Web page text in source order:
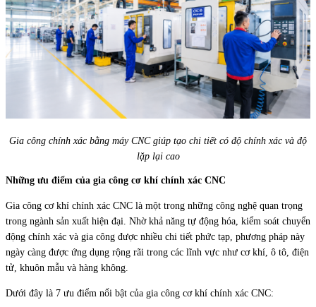
Gia công chính xác bằng máy CNC giúp tạo chi tiết có độ chính xác và độ
lặp lại cao
Những ưu điểm của gia công cơ khí chính xác CNC
Gia công cơ khí chính xác CNC là một trong những công nghệ quan trọng
trong ngành sản xuất hiện đại. Nhờ khả năng tự động hóa, kiểm soát chuyển
động chính xác và gia công được nhiều chi tiết phức tạp, phương pháp này
ngày càng được ứng dụng rộng rãi trong các lĩnh vực như cơ khí, ô tô, điện
tử, khuôn mẫu và hàng không.
Dưới đây là 7 ưu điểm nổi bật của gia công cơ khí chính xác CNC: